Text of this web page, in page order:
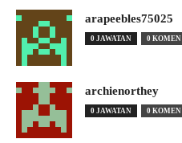
arapeebles75025
0 JAWATAN 0 KOMEN
archienorthey
0 JAWATAN 0 KOMEN